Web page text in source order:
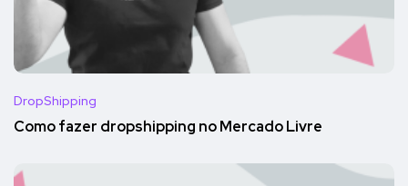
DropShipping
Como fazer dropshipping no Mercado Livre